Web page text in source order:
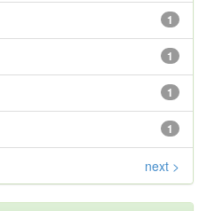
1
1
1
1
next >